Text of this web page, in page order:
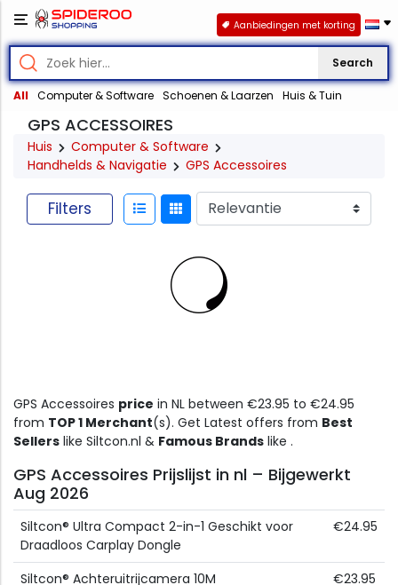
Search
All Computer & Software Schoenen & Laarzen Huis & Tuin
Aanbiedingen met korting
GPS ACCESSOIRES
Huis
Computer & Software
Handhelds & Navigatie
GPS Accessoires
Filters
GPS Accessoires price in NL between €23.95 to €24.95
from TOP 1 Merchant(s). Get Latest offers from Best
Sellers like Siltcon.nl & Famous Brands like .
GPS Accessoires Prijslijst in nl – Bijgewerkt
Aug 2026
Siltcon® Ultra Compact 2-in-1 Geschikt voor
Draadloos Carplay Dongle
€24.95
Siltcon® Achteruitrijcamera 10M €23.95